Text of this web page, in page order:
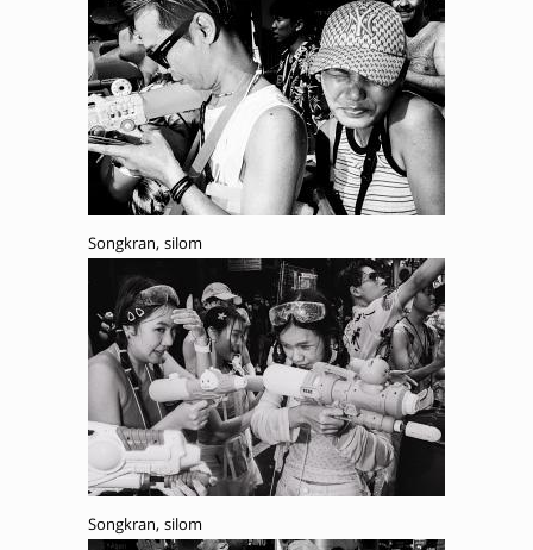
Songkran, silom
Songkran, silom